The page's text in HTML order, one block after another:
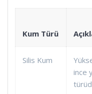
Kum Türü
Silis Kum
ince